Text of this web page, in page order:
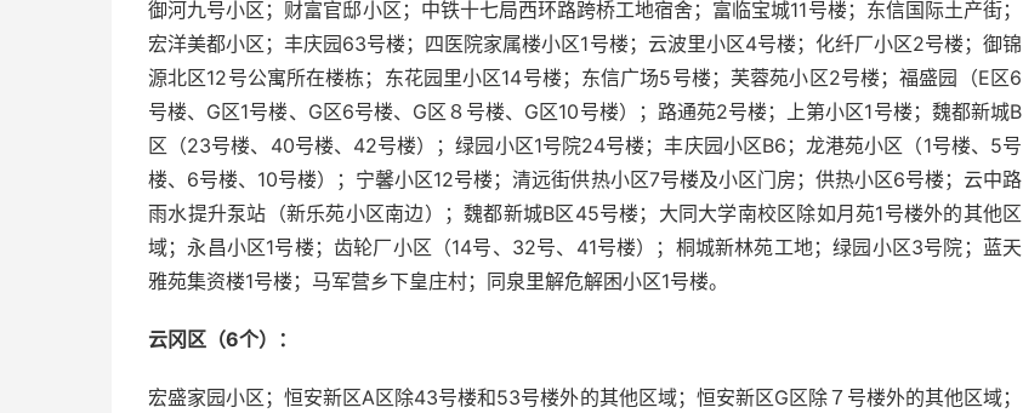
御河九号小区；财富官邸小区；中铁十七局西环路跨桥工地宿舍；富临宝城11号楼；东信国际土产街；
宏洋美都小区；丰庆园63号楼；四医院家属楼小区1号楼；云波里小区4号楼；化纤厂小区2号楼；御锦
源北区12号公寓所在楼栋；东花园里小区14号楼；东信广场5号楼；芙蓉苑小区2号楼；福盛园（E区6
号楼、G区1号楼、G区6号楼、G区８号楼、G区10号楼）；路通苑2号楼；上第小区1号楼；魏都新城B
区（23号楼、40号楼、42号楼）；绿园小区1号院24号楼；丰庆园小区B6；龙港苑小区（1号楼、5号
楼、6号楼、10号楼）；宁馨小区12号楼；清远街供热小区7号楼及小区门房；供热小区6号楼；云中路
雨水提升泵站（新乐苑小区南边）；魏都新城B区45号楼；大同大学南校区除如月苑1号楼外的其他区
域；永昌小区1号楼；齿轮厂小区（14号、32号、41号楼）；桐城新林苑工地；绿园小区3号院；蓝天
雅苑集资楼1号楼；马军营乡下皇庄村；同泉里解危解困小区1号楼。
云冈区（6个）：
宏盛家园小区；恒安新区A区除43号楼和53号楼外的其他区域；恒安新区G区除７号楼外的其他区域；